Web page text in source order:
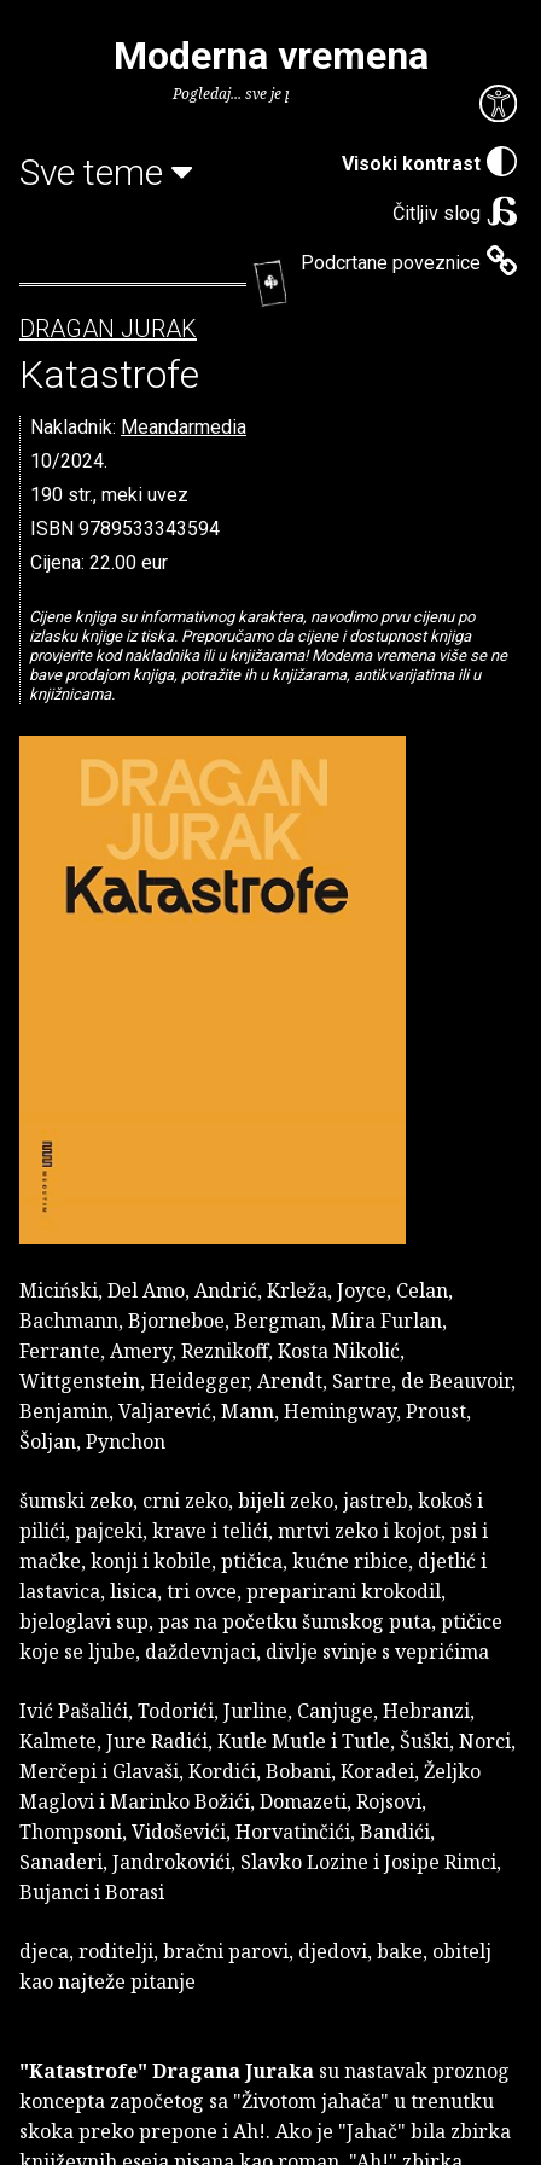
Visoki kontrast
Čitljiv slog
Podcrtane poveznice
Moderna vremena
Pogledaj... sve je puno knjiga.
Sve teme
DRAGAN JURAK
Katastrofe
Nakladnik: Meandarmedia
10/2024.
190 str., meki uvez
ISBN 9789533343594
Cijena: 22.00 eur
Cijene knjiga su informativnog karaktera, navodimo prvu cijenu po
izlasku knjige iz tiska. Preporučamo da cijene i dostupnost knjiga
provjerite kod nakladnika ili u knjižarama! Moderna vremena više se ne
bave prodajom knjiga, potražite ih u knjižarama, antikvarijatima ili u
knjižnicama.
Miciński, Del Amo, Andrić, Krleža, Joyce, Celan,
Bachmann, Bjorneboe, Bergman, Mira Furlan,
Ferrante, Amery, Reznikoff, Kosta Nikolić,
Wittgenstein, Heidegger, Arendt, Sartre, de Beauvoir,
Benjamin, Valjarević, Mann, Hemingway, Proust,
Šoljan, Pynchon
šumski zeko, crni zeko, bijeli zeko, jastreb, kokoš i
pilići, pajceki, krave i telići, mrtvi zeko i kojot, psi i
mačke, konji i kobile, ptičica, kućne ribice, djetlić i
lastavica, lisica, tri ovce, preparirani krokodil,
bjeloglavi sup, pas na početku šumskog puta, ptičice
koje se ljube, daždevnjaci, divlje svinje s veprićima
Ivić Pašalići, Todorići, Jurline, Canjuge, Hebranzi,
Kalmete, Jure Radići, Kutle Mutle i Tutle, Šuški, Norci,
Merčepi i Glavaši, Kordići, Bobani, Koradei, Željko
Maglovi i Marinko Božići, Domazeti, Rojsovi,
Thompsoni, Vidoševići, Horvatinčići, Bandići,
Sanaderi, Jandrokovići, Slavko Lozine i Josipe Rimci,
Bujanci i Borasi
djeca, roditelji, bračni parovi, djedovi, bake, obitelj
kao najteže pitanje
"Katastrofe" Dragana Juraka su nastavak proznog
koncepta započetog sa "Životom jahača" u trenutku
skoka preko prepone i Ah!. Ako je "Jahač" bila zbirka